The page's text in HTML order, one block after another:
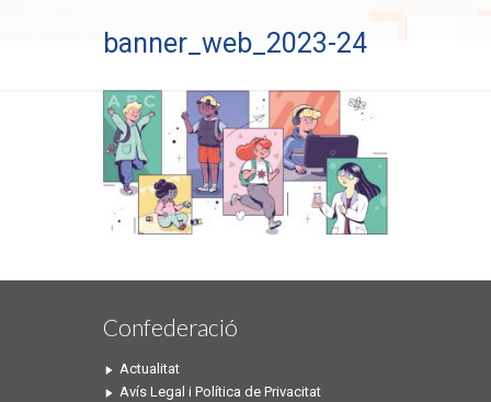
banner_web_2023-24
Confederació
Actualitat
Avís Legal i Política de Privacitat